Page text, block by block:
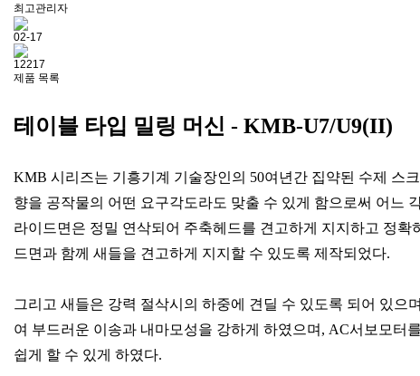
최고관리자
02-17
12217
제품 목록
테이블 타입 밀링 머신 - KMB-U7/U9(II)
KMB 시리즈는 기흥기계 기술장인의 50여년간 집약된 수제 스
향을 공작물의 어떤 요구각도라도 맞출 수 있게 함으로써 어느
라이드면은 정밀 연삭되어 주축헤드를 견고하게 지지하고 정
드면과 함께 새들을 견고하게 지지할 수 있도록 제작되었다.
그리고 새들은 강력 절삭시의 하중에 견딜 수 있도록 되어 있
여 부드러운 이송과 내마모성을 강하게 하였으며, AC서보모터
쉽게 할 수 있게 하였다.